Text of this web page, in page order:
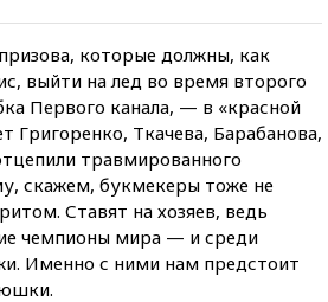
которые должны, как
выйти на лед во время второго
Первого канала, — в «красной
Григоренко, Ткачева, Барабанова,
травмированного
скажем, букмекеры тоже не
Ставят на хозяев, ведь
чемпионы мира — и среди
Именно с ними нам предстоит